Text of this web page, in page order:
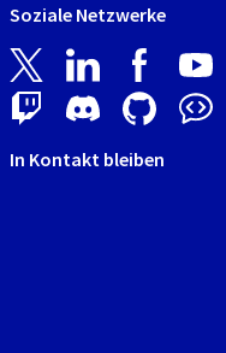
Soziale Netzwerke
In Kontakt bleiben